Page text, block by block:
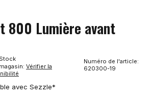
800 Lumière avant
:Vérifier la
Numéro de l'article:
620300-19
avec Sezzle*